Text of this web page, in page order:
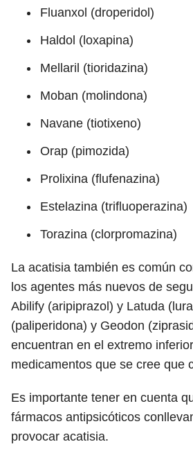
Fluanxol (droperidol)
Haldol (loxapina)
Mellaril (tioridazina)
Moban (molindona)
Navane (tiotixeno)
Orap (pimozida)
Prolixina (flufenazina)
Estelazina (trifluoperazina)
Torazina (clorpromazina)
La acatisia también es común
los agentes más nuevos de
Abilify (aripiprazol) y Latuda
(paliperidona) y Geodon
encuentran en el extremo
medicamentos que se cree que
Es importante tener en cuenta
fármacos antipsicóticos
provocar acatisia.